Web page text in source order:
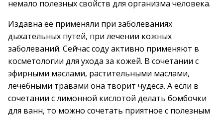
немало полезных свойств для организма человека.
Издавна ее применяли при заболеваниях
дыхательных путей, при лечении кожных
заболеваний. Сейчас соду активно применяют в
косметологии для ухода за кожей. В сочетании с
эфирными маслами, растительными маслами,
лечебными травами она творит чудеса. А если в
сочетании с лимонной кислотой делать бомбочки
для ванн, то можно сочетать приятное с полезным